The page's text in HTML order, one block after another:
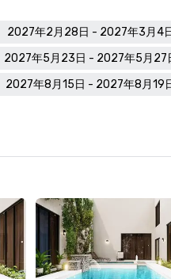
2027年2月28日 - 2027年3月4
2027年5月23日 - 2027年5月27
2027年8月15日 - 2027年8月19